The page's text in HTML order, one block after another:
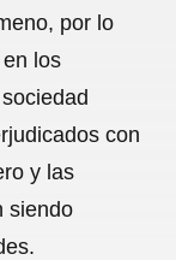
por lo
los
con
y las
siendo